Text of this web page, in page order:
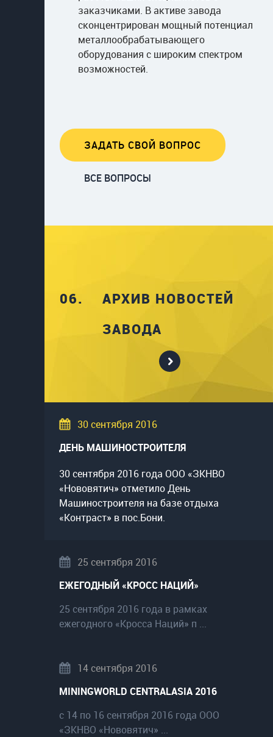
заказчиками. В активе завода
сконцентрирован мощный потенциал
металлообрабатывающего
оборудования с широким спектром
возможностей.
ЗАДАТЬ СВОЙ ВОПРОС
ВСЕ ВОПРОСЫ
06.
АРХИВ НОВОСТЕЙ
ЗАВОДА
30 сентября 2016
ДЕНЬ МАШИНОСТРОИТЕЛЯ
30 сентября 2016 года ООО «ЗКНВО
«Нововятич» отметило День
Машиностроителя на базе отдыха
«Контраст» в пос.Бони.
25 сентября 2016
ЕЖЕГОДНЫЙ «КРОСС НАЦИЙ»
25 сентября 2016 года в рамках
ежегодного «Кросса Наций» п ...
14 сентября 2016
MININGWORLD CENTRALASIA 2016
с 14 по 16 сентября 2016 года ООО
«ЗКНВО «Нововятич» ...